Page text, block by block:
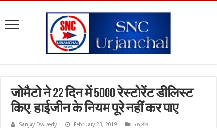
जोमैटो ने 22 दिन में 5000 रेस्टोरेंट डीलिस्ट
किए, हाईजीन के नियम पूरे नहीं कर पाए
Sanjay Dwivedy February 23, 2019 राष्ट्रीय